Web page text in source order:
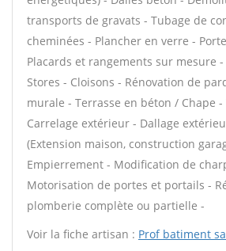
transports de gravats - Tubage de
cheminées - Plancher en verre -
Placards et rangements sur mesure
Stores - Cloisons - Rénovation de
murale - Terrasse en béton / Chape
Carrelage extérieur - Dallage
(Extension maison, construction
Empierrement - Modification de
Motorisation de portes et portails -
plomberie complète ou partielle -
Voir la fiche artisan : Prof batiment